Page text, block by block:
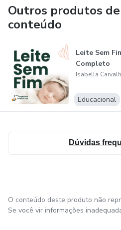
Outros produtos
conteúdo
Leite Sem
Completo
Educacional
Dúvidas
O conteúdo deste produto não
Se você vir informações